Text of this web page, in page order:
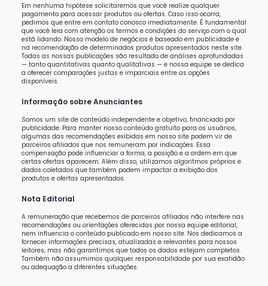
Em nenhuma hipótese solicitaremos que você realize qualquer
pagamento para acessar produtos ou ofertas. Caso isso ocorra,
pedimos que entre em contato conosco imediatamente. É fundamental
que você leia com atenção os termos e condições do serviço com o qual
está lidando. Nosso modelo de negócios é baseado em publicidade e
na recomendação de determinados produtos apresentados neste site.
Todas as nossas publicações são resultado de análises aprofundadas
— tanto quantitativas quanto qualitativas — e nossa equipe se dedica
a oferecer comparações justas e imparciais entre as opções
disponíveis.
Informação sobre Anunciantes
Somos um site de conteúdo independente e objetivo, financiado por
publicidade. Para manter nosso conteúdo gratuito para os usuários,
algumas das recomendações exibidas em nosso site podem vir de
parceiros afiliados que nos remuneram por indicações. Essa
compensação pode influenciar a forma, a posição e a ordem em que
certas ofertas aparecem. Além disso, utilizamos algoritmos próprios e
dados coletados que também podem impactar a exibição dos
produtos e ofertas apresentados.
Nota Editorial
A remuneração que recebemos de parceiros afiliados não interfere nas
recomendações ou orientações oferecidas por nossa equipe editorial,
nem influencia o conteúdo publicado em nosso site. Nos dedicamos a
fornecer informações precisas, atualizadas e relevantes para nossos
leitores, mas não garantimos que todos os dados estejam completos.
Também não assumimos qualquer responsabilidade por sua exatidão
ou adequação a diferentes situações.